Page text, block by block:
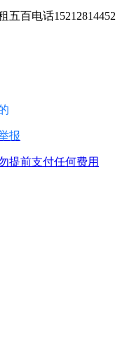
百电话15212814452
报
提前支付任何费用